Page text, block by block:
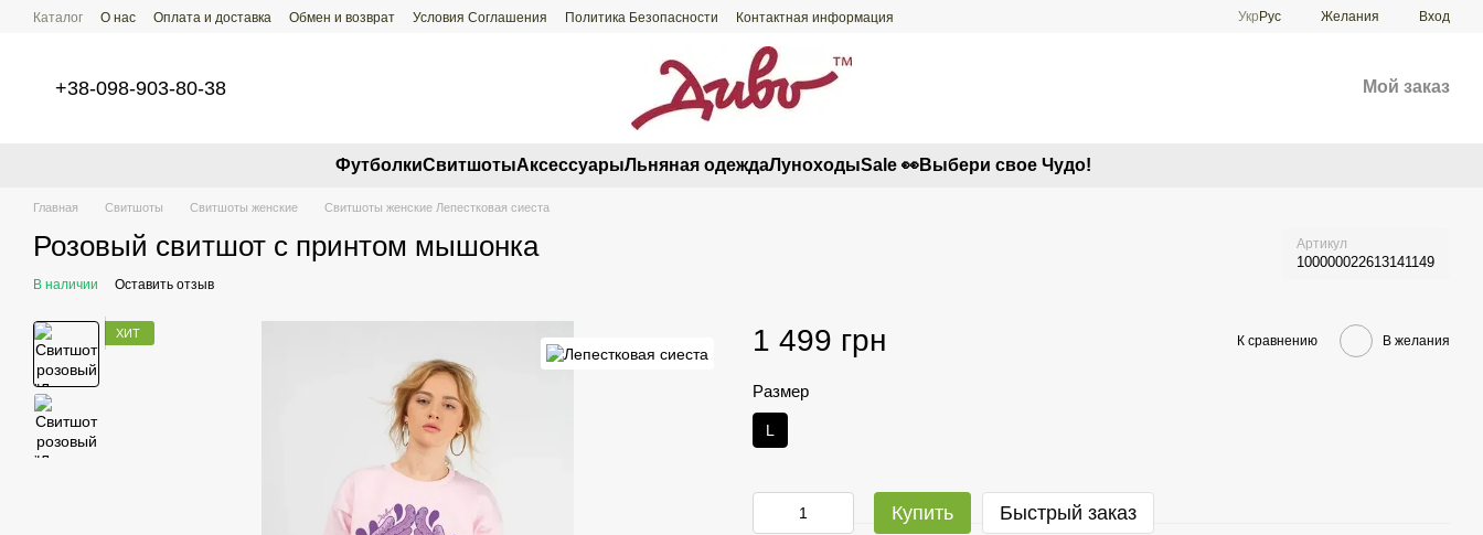
Перейти к основному контенту
Каталог О нас Оплата и доставка Обмен и возврат Условия Соглашения Политика Безопасности Контактная информация Укр Рус Желания Вход
+38-098-903-80-38 Мой заказ
ФутболкиСвитшотыАксессуарыЛьняная одеждаЛуноходыSale 👀Выбери свое Чудо!
Главная Свитшоты Свитшоты женские Свитшоты женские Лепестковая сиеста
Розовый свитшот с принтом мышонка Артикул
100000022613141149
В наличии Оставить отзыв
ХИТ 1 499 грн К сравнению В желания
Размер
L
Купить Быстрый заказ